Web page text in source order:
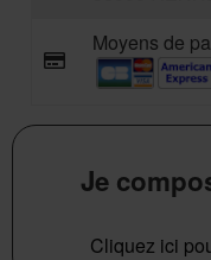
Moyens de
Je
Cliquez ici